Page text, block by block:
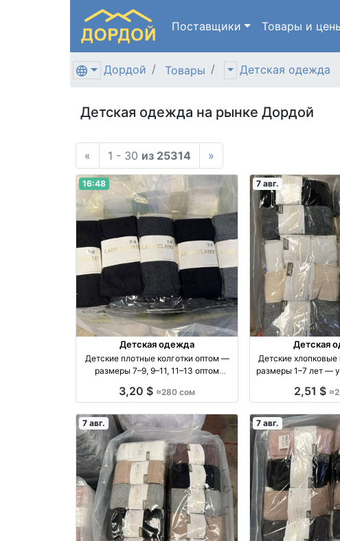
Поставщики Товары и
Дордой Товары Детская одежда
Детская одежда на рынке Дордой
« 1 - 30 из 25314 »
16:48
Детская одежда
Детские плотные колготки оптом —
размеры 7–9, 9–11, 11–13 оптом
3,20 $ ≈280 сом
7 авг.
Детская
Детские хлопковые
размеры 1–7 лет —
2,51 $
7 авг. 7 авг.